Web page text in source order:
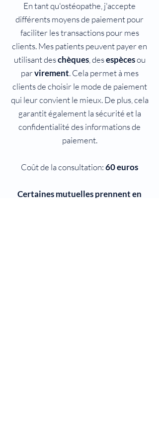
En tant qu'ostéopathe, j'accepte
différents moyens de paiement pour
faciliter les transactions pour mes
clients. Mes patients peuvent payer en
utilisant deschèques, desespècesou
parvirement. Cela permet à mes
clients de choisir le mode de paiement
qui leur convient le mieux. De plus, cela
garantit également la sécurité et la
confidentialité des informations de
paiement.
Coût de la consultation:60 euros
Certaines mutuelles prennent en